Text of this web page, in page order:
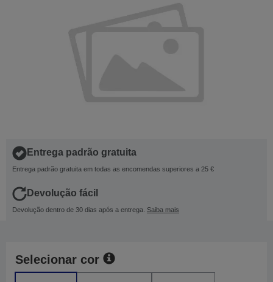
Entrega padrão gratuita
Entrega padrão gratuita em todas as encomendas superiores a 25 €
Devolução fácil
Devolução dentro de 30 dias após a entrega. Saiba mais
Selecionar cor